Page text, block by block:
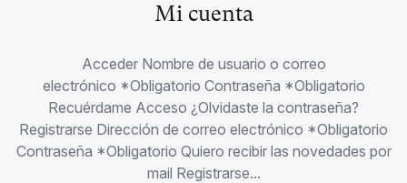
Mi cuenta
Acceder Nombre de usuario o correo
electrónico *Obligatorio Contraseña *Obligatorio
Recuérdame Acceso ¿Olvidaste la contraseña?
Registrarse Dirección de correo electrónico *Obligatorio
Contraseña *Obligatorio Quiero recibir las novedades por
mail Registrarse...